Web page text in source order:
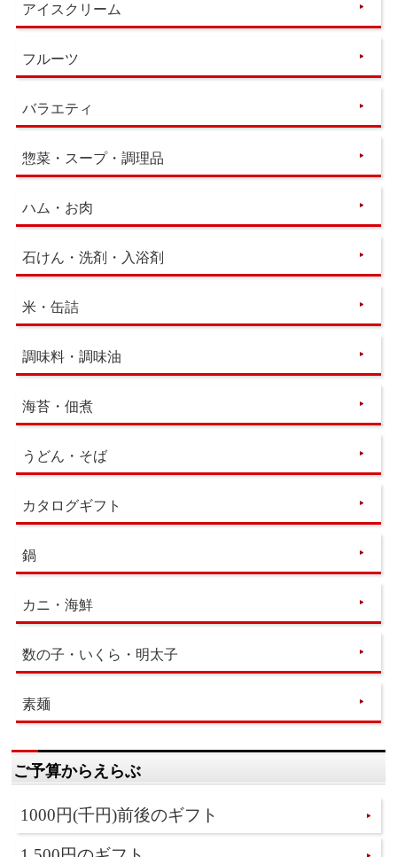
アイスクリーム
フルーツ
バラエティ
惣菜・スープ・調理品
ハム・お肉
石けん・洗剤・入浴剤
米・缶詰
調味料・調味油
海苔・佃煮
うどん・そば
カタログギフト
鍋
カニ・海鮮
数の子・いくら・明太子
素麺
ご予算からえらぶ
1000円(千円)前後のギフト